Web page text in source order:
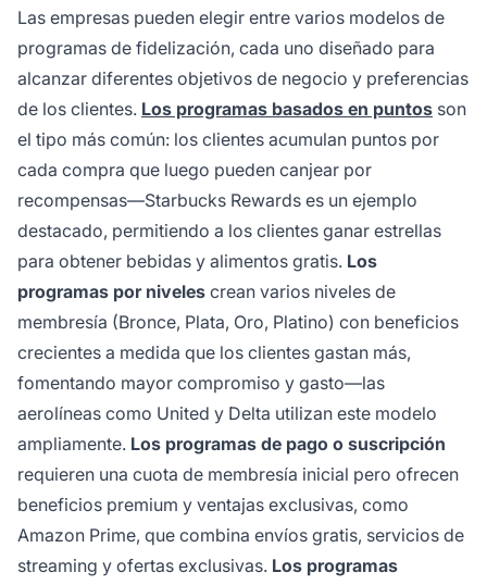
Las empresas pueden elegir entre varios modelos de
programas de fidelización, cada uno diseñado para
alcanzar diferentes objetivos de negocio y preferencias
de los clientes. Los programas basados en puntos son
el tipo más común: los clientes acumulan puntos por
cada compra que luego pueden canjear por
recompensas—Starbucks Rewards es un ejemplo
destacado, permitiendo a los clientes ganar estrellas
para obtener bebidas y alimentos gratis. Los
programas por niveles crean varios niveles de
membresía (Bronce, Plata, Oro, Platino) con beneficios
crecientes a medida que los clientes gastan más,
fomentando mayor compromiso y gasto—las
aerolíneas como United y Delta utilizan este modelo
ampliamente. Los programas de pago o suscripción
requieren una cuota de membresía inicial pero ofrecen
beneficios premium y ventajas exclusivas, como
Amazon Prime, que combina envíos gratis, servicios de
streaming y ofertas exclusivas. Los programas